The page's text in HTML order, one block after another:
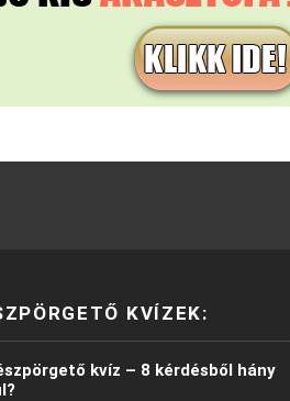
KVÍZEK:
kvíz – 8 kérdésből hány